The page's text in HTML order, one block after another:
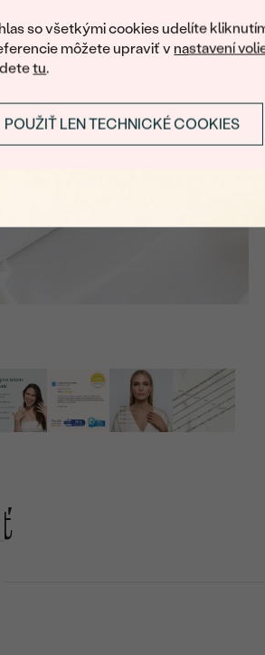
so všetkými cookies udelíte
môžete upraviť v nastavení
tu.
POUŽIŤ LEN TECHNICKÉ COOKIES